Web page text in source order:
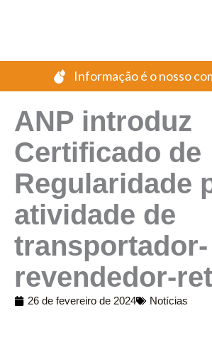
Informação é o nosso
ANP introduz
Certificado de
Regularidade
atividade de
transportador-
revendedor-
26 de fevereiro de 2024 Notícias